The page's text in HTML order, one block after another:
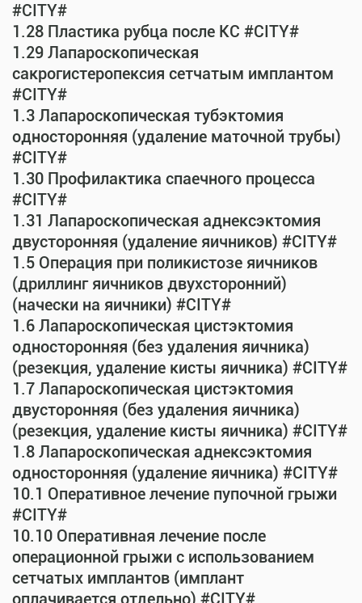
#CITY#
1.28 Пластика рубца после КС #CITY#
1.29 Лапароскопическая
сакрогистеропексия сетчатым имплантом
#CITY#
1.3 Лапароскопическая тубэктомия
односторонняя (удаление маточной трубы)
#CITY#
1.30 Профилактика спаечного процесса
#CITY#
1.31 Лапароскопическая аднексэктомия
двусторонняя (удаление яичников) #CITY#
1.5 Операция при поликистозе яичников
(дриллинг яичников двухсторонний)
(начески на яичники) #CITY#
1.6 Лапароскопическая цистэктомия
односторонняя (без удаления яичника)
(резекция, удаление кисты яичника) #CITY#
1.7 Лапароскопическая цистэктомия
двусторонняя (без удаления яичника)
(резекция, удаление кисты яичника) #CITY#
1.8 Лапароскопическая аднексэктомия
односторонняя (удаление яичника) #CITY#
10.1 Оперативное лечение пупочной грыжи
#CITY#
10.10 Оперативная лечение после
операционной грыжи с использованием
сетчатых имплантов (имплант
оплачивается отдельно) #CITY#